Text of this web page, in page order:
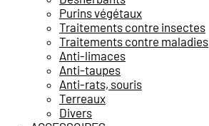
Purins végétaux
Traitements contre insectes
Traitements contre maladies
Anti-limaces
Anti-taupes
Anti-rats, souris
Terreaux
Divers